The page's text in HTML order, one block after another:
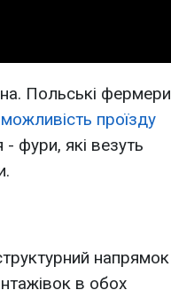
Польські фермери
проїзду
фури, які везуть
напрямок
в обох